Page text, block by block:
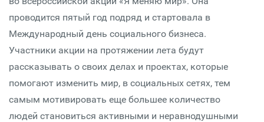
проводится пятый год подряд и стартовала в
Международный день социального бизнеса.
Участники акции на протяжении лета будут
рассказывать о своих делах и проектах, которые
помогают изменить мир, в социальных сетях, тем
самым мотивировать еще большее количество
людей становиться активными и неравнодушными